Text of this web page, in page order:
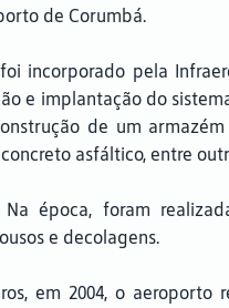
de Corumbá.
incorporado pela
e implantação do
de um
asfáltico, entre
época, foram
e decolagens.
em 2004, o aeroporto